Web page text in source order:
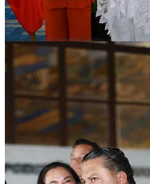
© 2026 Expediente Quintana Roo·
Crea tu Substack
Descargar la app
Substackes el hogar de la gran cultura